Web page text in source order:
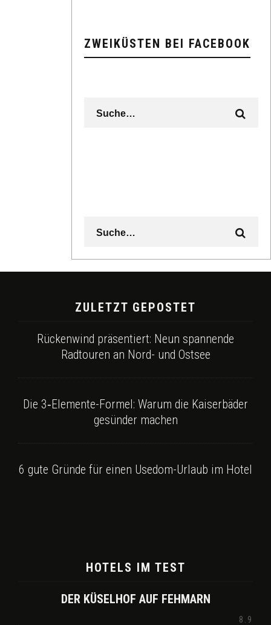
ZWEIKÜSTEN BEI FACEBOOK
ZULETZT GEPOSTET
Rückenwind präsentiert: Neun spannende
Radtouren an Nord- und Ostsee
Die 3‑Elemente-Formel: Warum die Kaiserbäder
gesünder machen
6 gute Gründe für einen Usedom-Urlaub im Hotel
HOTELS IM TEST
DER KÜSELHOF AUF FEHMARN
8.9